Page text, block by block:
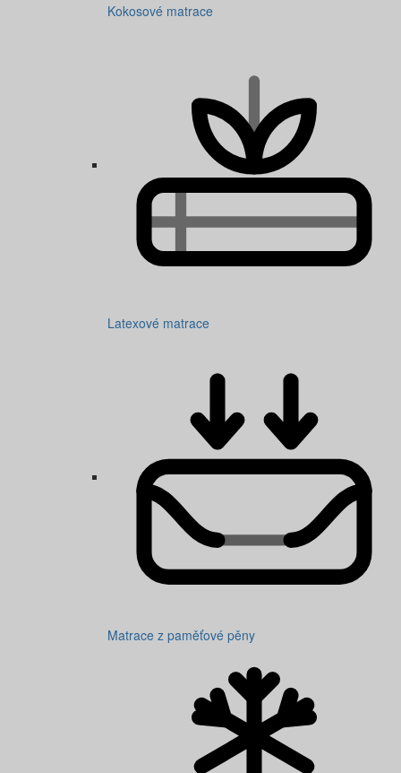
Kokosové matrace
Latexové matrace
Matrace z paměťové pěny